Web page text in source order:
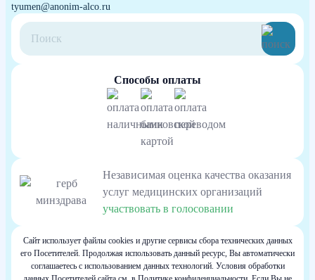
tyumen@anonim-alco.ru
Способы оплаты
Независимая оценка качества оказания
услуг медицинских организаций
участвовать в голосовании
Сайт использует файлы cookies и другие сервисы сбора технических данных
его Посетителей. Продолжая использовать данный ресурс, Вы автоматически
соглашаетесь с использованием данных технологий. Условия обработки